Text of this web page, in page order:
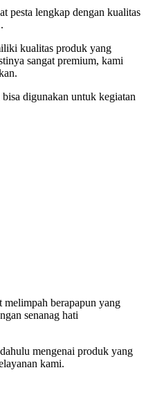
pesta lengkap dengan kualitas
kualitas produk yang
sangat premium, kami
digunakan untuk kegiatan
berapapun yang
senanag hati
mengenai produk yang
kami.